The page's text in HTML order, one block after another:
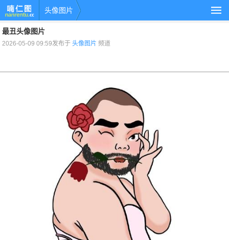
头像图片
最丑头像图片
2026-05-09 09:59发布于头像图片 频道